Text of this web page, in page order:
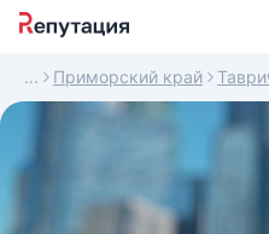
Приморский край